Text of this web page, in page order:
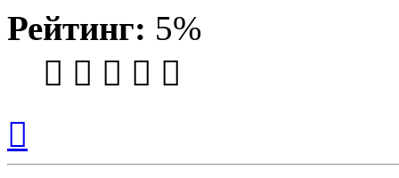
Рейтинг: 5%
началу